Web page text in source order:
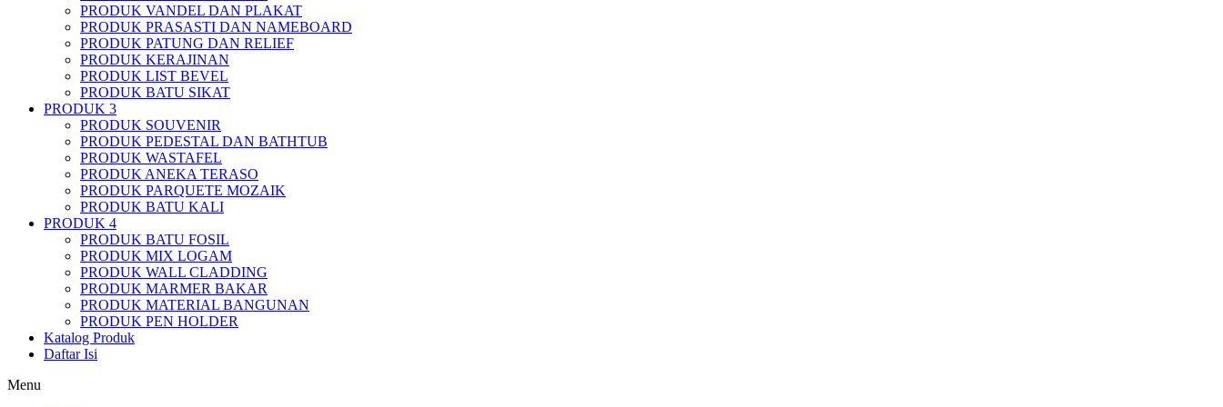
PRODUK VANDEL DAN PLAKAT
PRODUK PRASASTI DAN NAMEBOARD
PRODUK PATUNG DAN RELIEF
PRODUK KERAJINAN
PRODUK LIST BEVEL
PRODUK BATU SIKAT
PRODUK 3
PRODUK SOUVENIR
PRODUK PEDESTAL DAN BATHTUB
PRODUK WASTAFEL
PRODUK ANEKA TERASO
PRODUK PARQUETE MOZAIK
PRODUK BATU KALI
PRODUK 4
PRODUK BATU FOSIL
PRODUK MIX LOGAM
PRODUK WALL CLADDING
PRODUK MARMER BAKAR
PRODUK MATERIAL BANGUNAN
PRODUK PEN HOLDER
Katalog Produk
Daftar Isi
Menu